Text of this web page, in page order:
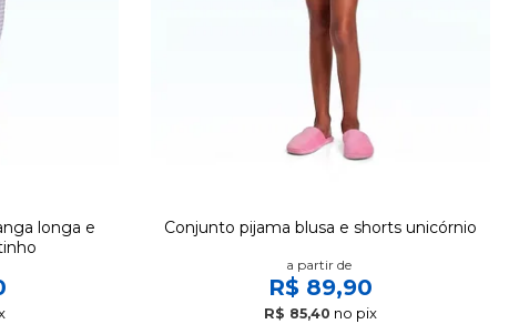
longa e
Conjunto pijama blusa e shorts unicórnio
a partir de
R$ 89,90
R$ 85,40 no pix